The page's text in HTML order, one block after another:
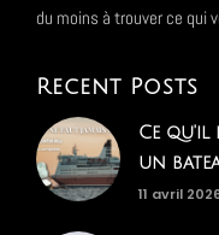
du moins à trouver ce qui
Recent Posts
Ce qu'il
un
11 avril